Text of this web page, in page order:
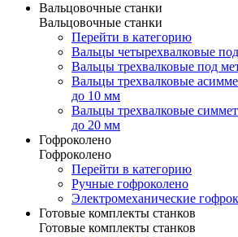
Вальцовочные станки
Вальцовочные станки
Перейти в категорию
Вальцы четырехвалковые
Вальцы трехвалковые под
Вальцы трехвалковые
до 10 мм
Вальцы трехвалковые
до 20 мм
Гофроколено
Гофроколено
Перейти в категорию
Ручные гофроколено
Электромеханические
Готовые комплекты станков
Готовые комплекты станков